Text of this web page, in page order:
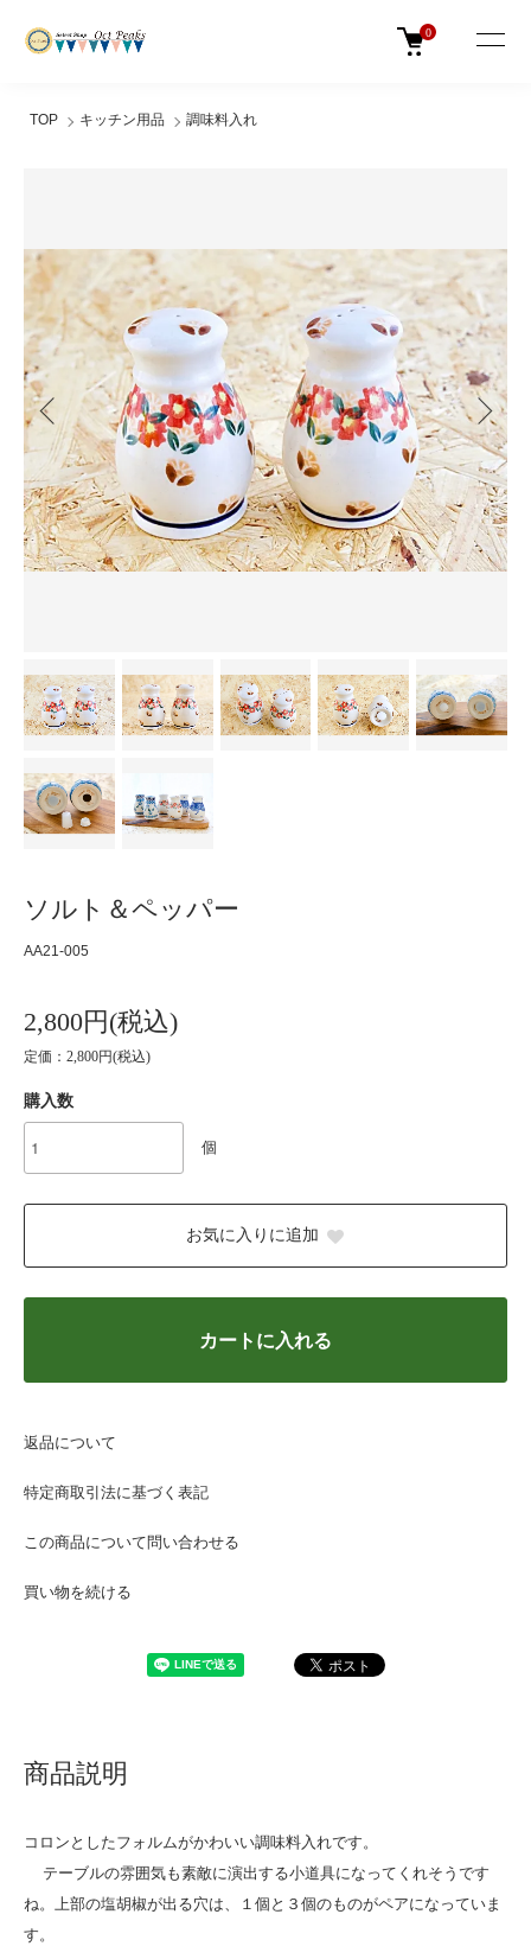
0
TOP キッチン用品 調味料入れ
ソルト＆ペッパー
AA21-005
2,800円(税込)
定価：2,800円(税込)
購入数
個
お気に入りに追加
カートに入れる
返品について
特定商取引法に基づく表記
この商品について問い合わせる
買い物を続ける
商品説明
コロンとしたフォルムがかわいい調味料入れです。
テーブルの雰囲気も素敵に演出する小道具になってくれそうです
ね。上部の塩胡椒が出る穴は、１個と３個のものがペアになっていま
す。